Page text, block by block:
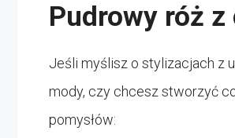
Pudrowy róż
Jeśli myślisz o stylizacjach z
mody, czy chcesz stworzyć
pomysłów: